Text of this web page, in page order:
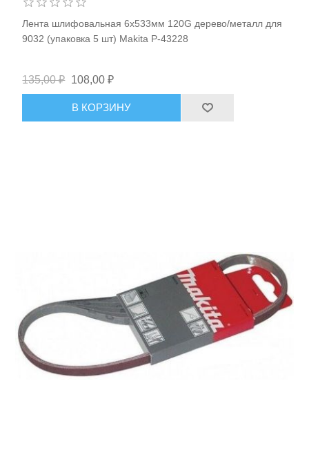
Лента шлифовальная 6х533мм 120G дерево/металл для
9032 (упаковка 5 шт) Makita P-43228
135,00 ₽ 108,00 ₽
В КОРЗИНУ